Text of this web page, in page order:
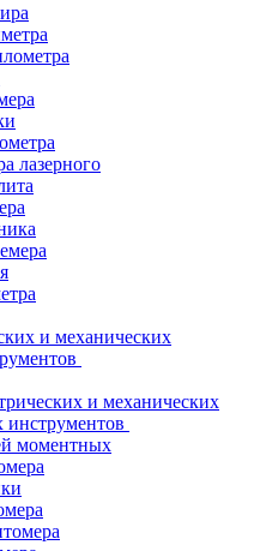
лазерного
и механических
и механических
инструментов
моментных